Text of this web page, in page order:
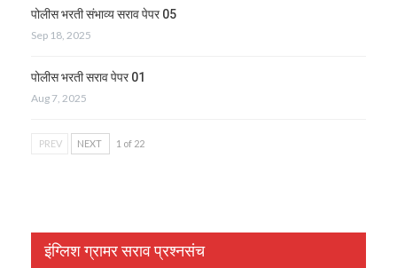
पोलीस भरती संभाव्य सराव पेपर 05
Sep 18, 2025
पोलीस भरती सराव पेपर 01
Aug 7, 2025
PREV NEXT 1 of 22
इंग्लिश ग्रामर सराव प्रश्नसंच